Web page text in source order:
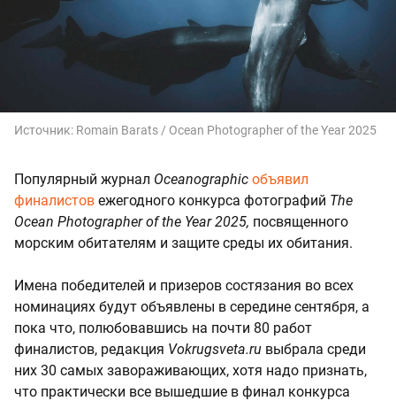
Источник: Romain Barats / Ocean Photographer of the Year 2025
Популярный журнал Oceanographic объявил
финалистов ежегодного конкурса фотографий The
Ocean Photographer of the Year 2025, посвященного
морским обитателям и защите среды их обитания.
Имена победителей и призеров состязания во всех
номинациях будут объявлены в середине сентября, а
пока что, полюбовавшись на почти 80 работ
финалистов, редакция Vokrugsveta.ru выбрала среди
них 30 самых завораживающих, хотя надо признать,
что практически все вышедшие в финал конкурса